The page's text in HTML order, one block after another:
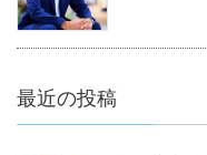
最近の投稿